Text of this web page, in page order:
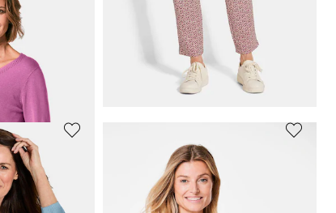
(-14%) 30-Tage-Bestpreis**: 71,96 € (-12%)
GOLDNER
DruckhoseLOUISA
49,95 €99,95 €